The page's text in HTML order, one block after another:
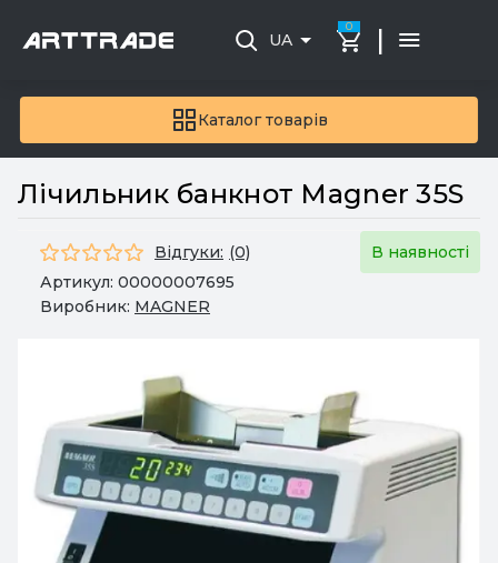
Каталог товарів
UA
0 |
Лічильник банкнот Magner 35S
Відгуки: (0)
В наявності
Артикул: 00000007695
Виробник: MAGNER